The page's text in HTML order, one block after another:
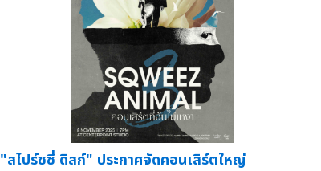
"สไปร์ซซี่ ดิสก์" ประกาศจัดคอนเสิร์ตใหญ่